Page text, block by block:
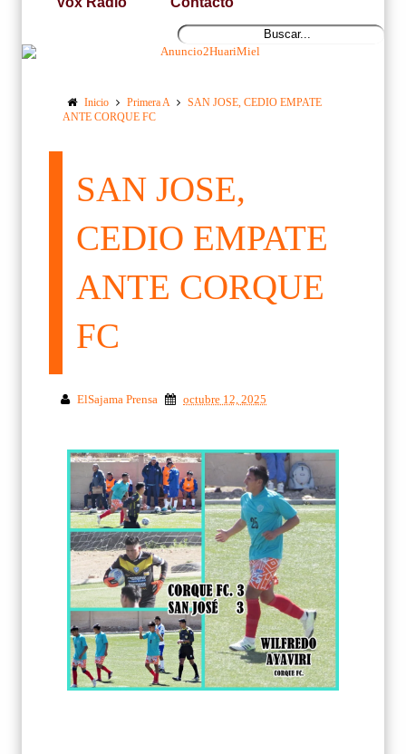
Inicio Primera A
SAN JOSE, CEDIO EMPATE
ANTE CORQUE FC
SAN JOSE,
CEDIO EMPATE
ANTE CORQUE
FC
ElSajama Prensa octubre 12, 2025